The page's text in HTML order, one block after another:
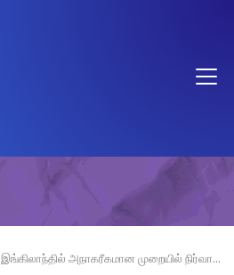
இங்கிலாந்தில் அநாகரீகமான முறையில் நிர்வாணத்தை வெளிப்படுத்திய இலங்கை நபர்